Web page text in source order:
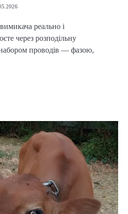
реально і
через розподільну
проводів — фазою,